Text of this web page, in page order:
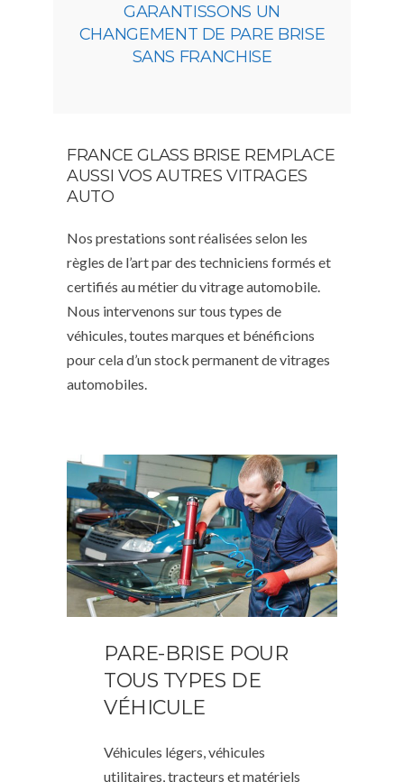
GARANTISSONS UN
CHANGEMENT DE PARE BRISE
SANS FRANCHISE
FRANCE GLASS BRISE REMPLACE
AUSSI VOS AUTRES VITRAGES
AUTO
Nos prestations sont réalisées selon les
règles de l’art par des techniciens formés et
certifiés au métier du vitrage automobile.
Nous intervenons sur tous types de
véhicules, toutes marques et bénéficions
pour cela d’un stock permanent de vitrages
automobiles.
PARE-BRISE POUR
TOUS TYPES DE
VÉHICULE
Véhicules légers, véhicules
utilitaires, tracteurs et matériels